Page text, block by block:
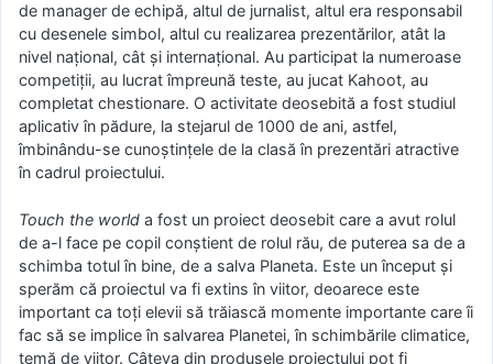
de manager de echipă, altul de jurnalist, altul era responsabil
cu desenele simbol, altul cu realizarea prezentărilor, atât la
nivel național, cât și internațional. Au participat la numeroase
competiții, au lucrat împreună teste, au jucat Kahoot, au
completat chestionare. O activitate deosebită a fost studiul
aplicativ în pădure, la stejarul de 1000 de ani, astfel,
îmbinându-se cunoștințele de la clasă în prezentări atractive
în cadrul proiectului.
Touch the world a fost un proiect deosebit care a avut rolul
de a-l face pe copil conștient de rolul rău, de puterea sa de a
schimba totul în bine, de a salva Planeta. Este un început și
sperăm că proiectul va fi extins în viitor, deoarece este
important ca toți elevii să trăiască momente importante care îi
fac să se implice în salvarea Planetei, în schimbările climatice,
temă de viitor. Câteva din produsele proiectului pot fi